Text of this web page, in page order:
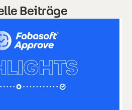
Beiträge